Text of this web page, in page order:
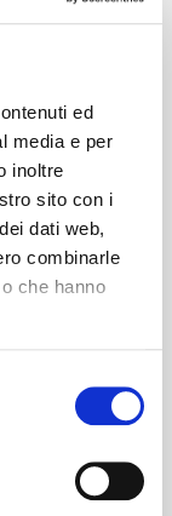
ed
media e per
inoltre
sito con i
dati web,
combinarle
che hanno